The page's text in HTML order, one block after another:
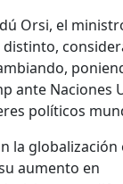
Orsi, el
distinto,
ante Naciones
políticos
la globalización
aumento en